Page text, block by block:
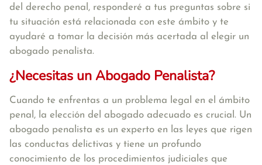
del derecho penal, responderé a tus preguntas sobre si
tu situación está relacionada con este ámbito y te
ayudaré a tomar la decisión más acertada al elegir un
abogado penalista.
¿Necesitas un Abogado Penalista?
Cuando te enfrentas a un problema legal en el ámbito
penal, la elección del abogado adecuado es crucial. Un
abogado penalista es un experto en las leyes que rigen
las conductas delictivas y tiene un profundo
conocimiento de los procedimientos judiciales que